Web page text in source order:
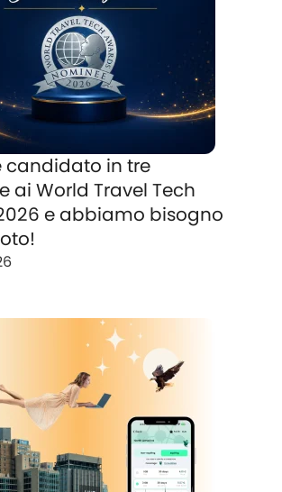
candidato in tre
ai World Travel Tech
e abbiamo bisogno